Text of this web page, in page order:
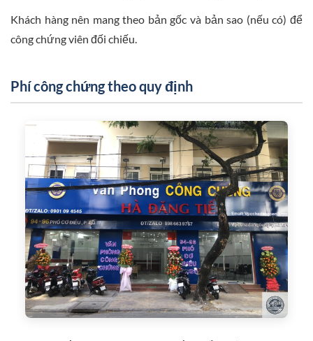
Khách hàng nên mang theo bản gốc và bản sao (nếu có) để
công chứng viên đối chiếu.
Phí công chứng theo quy định